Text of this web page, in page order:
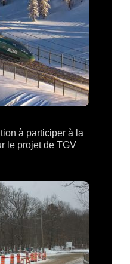
à participer à la
le projet de TGV